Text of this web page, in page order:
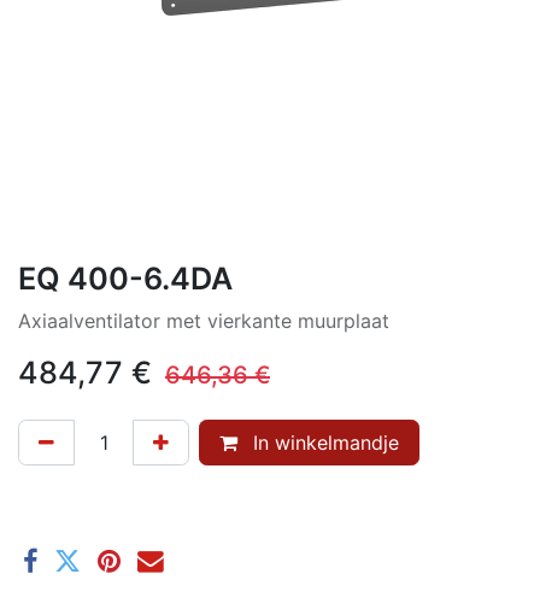
EQ 400-6.4DA
Axiaalventilator met vierkante muurplaat
484,77 € 646,36€
In winkelmandje